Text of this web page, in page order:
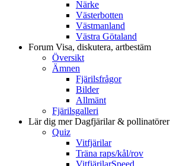
Närke
Västerbotten
Västmanland
Västra Götaland
Forum Visa, diskutera, artbestäm
Översikt
Ämnen
Fjärilsfrågor
Bilder
Allmänt
Fjärilsgalleri
Lär dig merDagfjärilar & pollinatörer
Quiz
Vitfjärilar
Träna raps/kål/rov
VitfjärilarSpeed